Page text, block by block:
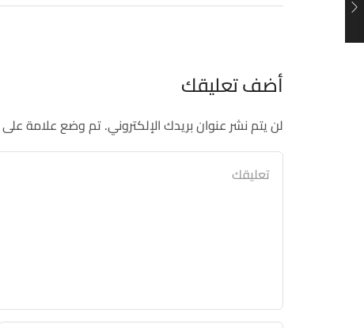
أضف تعليقك
لن يتم نشر عنوان بريدك الإلكتروني. تم وضع علامة